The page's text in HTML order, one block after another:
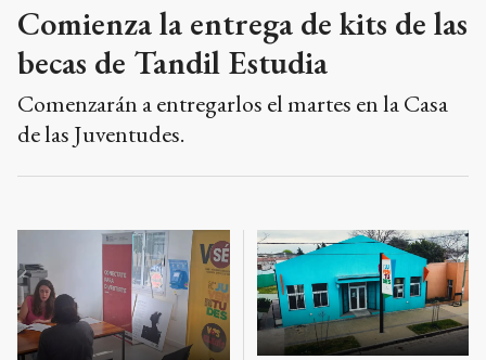
Comienza la entrega de kits de las
becas de Tandil Estudia
Comenzarán a entregarlos el martes en la Casa
de las Juventudes.